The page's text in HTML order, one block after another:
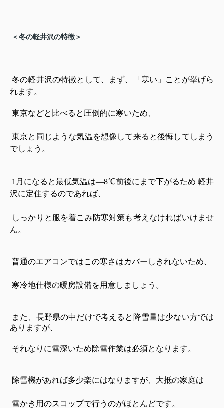
＜冬の軽井沢の特徴＞
冬の軽井沢の特徴として、まず、「寒い」ことが挙げら
れます。
東京などと比べると圧倒的に寒いため、
東京と同じような気温を想像して来ると後悔してしまう
でしょう。
1月になると最低気温は―8℃前後にまで下がるため 軽井
沢に定住するのであれば、
しっかりと服を着こみ防寒対策も考えなければいけませ
ん。
普通のエアコンではこの寒さはカバーしきれないため、
寒冷地仕様の暖房設備を用意しましょう。
また、長野県の中だけで考えると降雪量は少ない方では
ありますが、
それなりに雪深いため除雪作業は必須となります。
除雪機があれば多少楽にはなりますが、大抵の家庭は
雪かき用のスコップで行うのがほとんどです。